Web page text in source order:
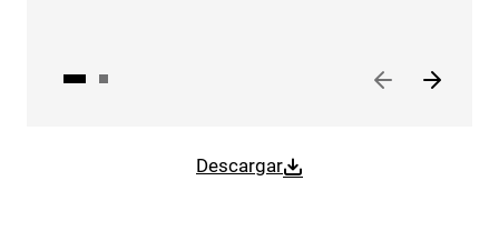
Descargar